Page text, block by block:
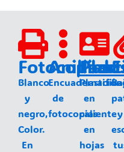
Fotocopias
Blanco
y
negro,
Color.
En
Encuadernación
de
fotocopias
en
caliente
en
hojas
y